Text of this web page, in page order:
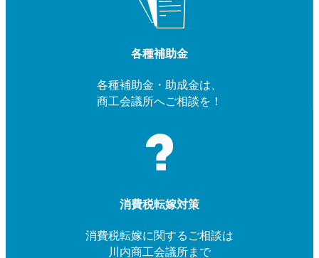
各種補助金
各種補助金・助成金は、
商工会議所へご相談を！
消費税転嫁対策
消費税転嫁に関するご相談は
川内商工会議所まで